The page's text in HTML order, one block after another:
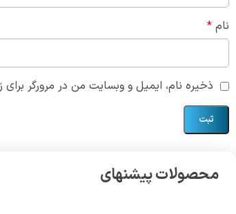
نام *
ذخیره نام، ایمیل و وبسایت من در مرورگر
محصولات پیشنهای